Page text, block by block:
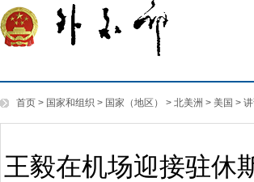
首页 > 国家和组织 > 国家（地区） > 北美洲 > 美国 >
王毅在机场迎接驻休